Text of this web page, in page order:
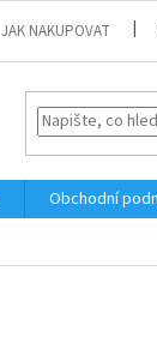
JAK NAKUPOVAT
Obchodní